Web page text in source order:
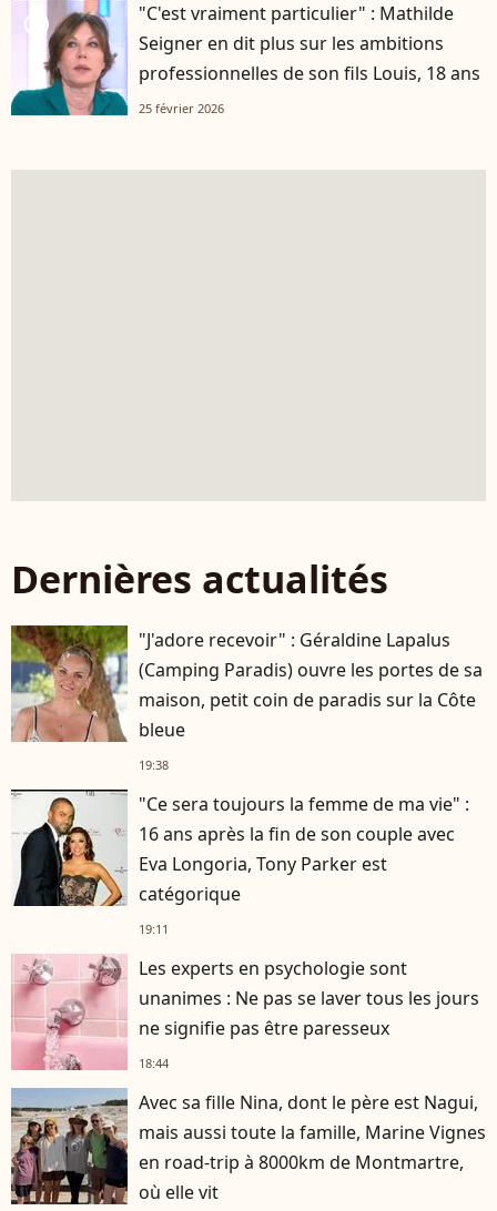
player2
"C'est vraiment particulier" : Mathilde
Seigner en dit plus sur les ambitions
professionnelles de son fils Louis, 18 ans
25 février 2026
Dernières actualités
"J'adore recevoir" : Géraldine Lapalus
(Camping Paradis) ouvre les portes de sa
maison, petit coin de paradis sur la Côte
bleue
19:38
"Ce sera toujours la femme de ma vie" :
16 ans après la fin de son couple avec
Eva Longoria, Tony Parker est
catégorique
19:11
Les experts en psychologie sont
unanimes : Ne pas se laver tous les jours
ne signifie pas être paresseux
18:44
Avec sa fille Nina, dont le père est Nagui,
mais aussi toute la famille, Marine Vignes
en road-trip à 8000km de Montmartre,
où elle vit